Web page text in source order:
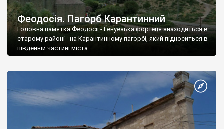
Феодосія. Пагорб Карантинний
Головна памятка Феодосії - Генуезька фортеця знаходиться в
старому районі - на Карантинному пагорбі, який підноситься в
південній частині міста.